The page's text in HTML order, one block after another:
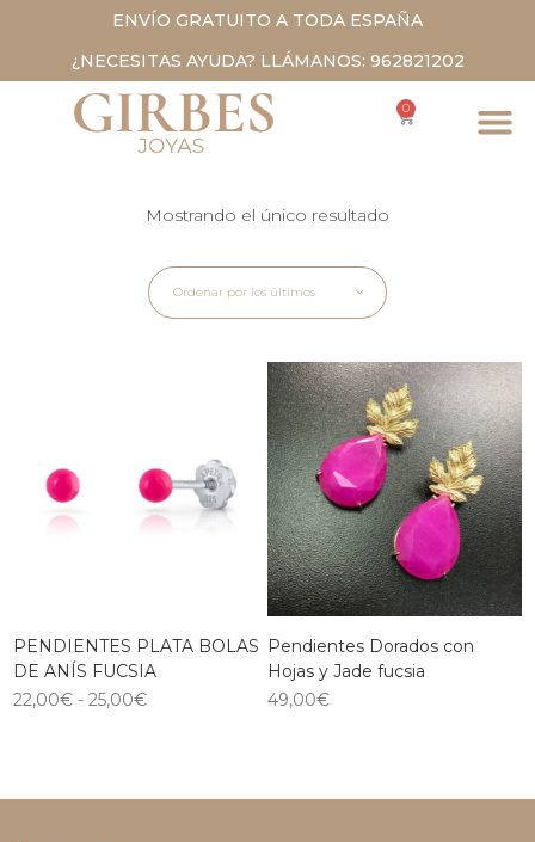
ENVÍO GRATUITO A TODA ESPAÑA
¿NECESITAS AYUDA? LLÁMANOS: 962821202
0
Mostrando el único resultado
Ordenar por los últimos
PENDIENTES PLATA BOLAS
DE ANÍS FUCSIA
22,00€ - 25,00€
Pendientes Dorados con
Hojas y Jade fucsia
49,00€